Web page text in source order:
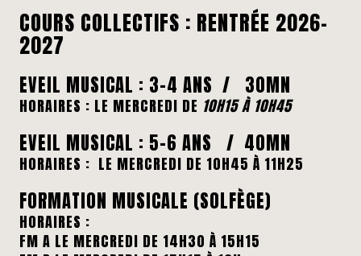
COURS COLLECTIFS : RENTRÉE 2026-
2027
EVEIL MUSICAL : 3-4 ANS / 30MN
HORAIRES : LE MERCREDI DE 10H15 À 10H45
EVEIL MUSICAL : 5-6 ANS / 40MN
HORAIRES : LE MERCREDI DE 10H45 À 11H25
FORMATION MUSICALE (SOLFÈGE)
HORAIRES :
FM A LE MERCREDI DE 14H30 À 15H15